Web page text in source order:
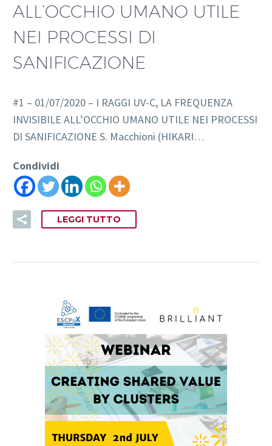
ALL’OCCHIO UMANO UTILE
NEI PROCESSI DI
SANIFICAZIONE
#1 – 01/07/2020 – I RAGGI UV-C, LA FREQUENZA
INVISIBILE ALL’OCCHIO UMANO UTILE NEI PROCESSI
DI SANIFICAZIONE S. Macchioni (HIKARI…
Condividi
LEGGI TUTTO